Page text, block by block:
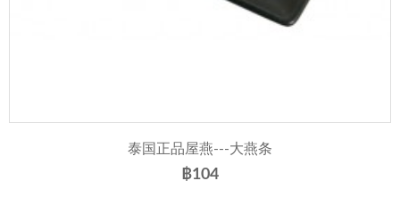
泰国正品屋燕---大燕条
฿104